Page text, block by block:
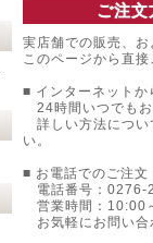
ご注
実店舗での販売、
このページから直
■ インターネットか
24時間いつでも
詳しい方法につい
い。
■ お電話でのご注文
電話番号：0276-
営業時間：10:00
お気軽にお問い合